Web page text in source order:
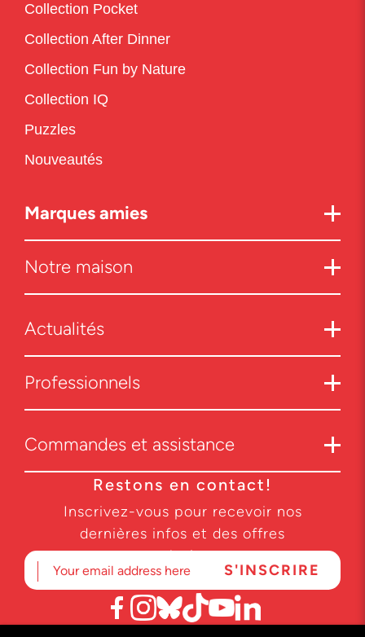
Collection Pocket
Collection After Dinner
Collection Fun by Nature
Collection IQ
Puzzles
Nouveautés
Marques amies
Notre maison
Actualités
Professionnels
Commandes et assistance
Restons en contact!
Inscrivez-vous pour recevoir nos
dernières infos et des offres
exclusives.